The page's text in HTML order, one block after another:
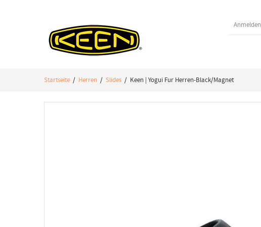
Anmelden
Startseite / Herren / Slides / Keen | Yogui Fur Herren-Black/Magnet